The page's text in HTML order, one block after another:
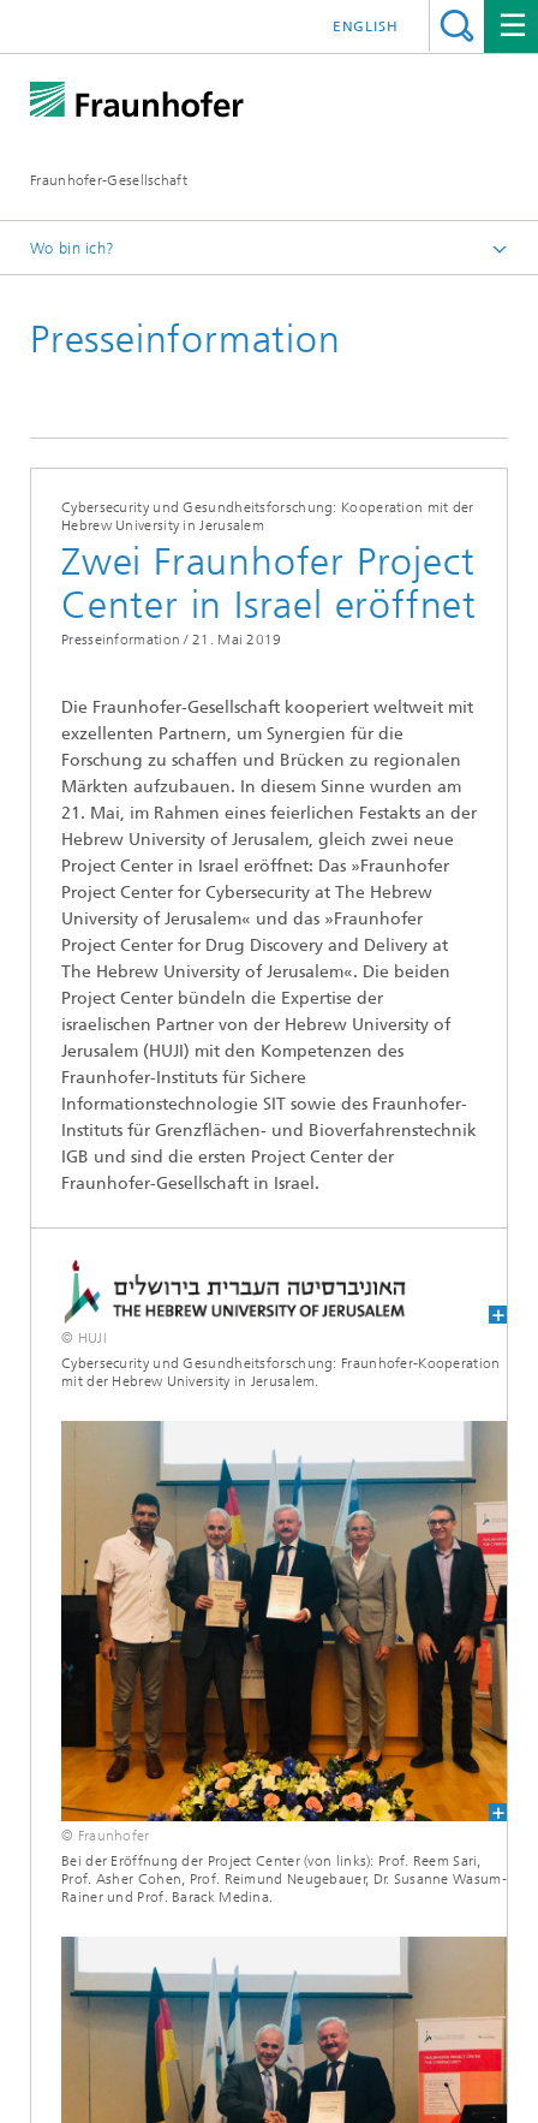
Fraunhofer-Gesellschaft
ENGLISH
Wo bin ich?
Presseinformationen
Presseinformation
Cybersecurity und Gesundheitsforschung: Kooperation mit der
Hebrew University in Jerusalem
Zwei Fraunhofer Project
Center in Israel eröffnet
Presseinformation / 21. Mai 2019
Die Fraunhofer-Gesellschaft kooperiert weltweit mit
exzellenten Partnern, um Synergien für die
Forschung zu schaffen und Brücken zu regionalen
Märkten aufzubauen. In diesem Sinne wurden am
21. Mai, im Rahmen eines feierlichen Festakts an der
Hebrew University of Jerusalem, gleich zwei neue
Project Center in Israel eröffnet: Das »Fraunhofer
Project Center for Cybersecurity at The Hebrew
University of Jerusalem« und das »Fraunhofer
Project Center for Drug Discovery and Delivery at
The Hebrew University of Jerusalem«. Die beiden
Project Center bündeln die Expertise der
israelischen Partner von der Hebrew University of
Jerusalem (HUJI) mit den Kompetenzen des
Fraunhofer-Instituts für Sichere
Informationstechnologie SIT sowie des Fraunhofer-
Instituts für Grenzflächen- und Bioverfahrenstechnik
IGB und sind die ersten Project Center der
Fraunhofer-Gesellschaft in Israel.
© HUJI
Cybersecurity und Gesundheitsforschung: Fraunhofer-Kooperation
mit der Hebrew University in Jerusalem.
© Fraunhofer
Bei der Eröffnung der Project Center (von links): Prof. Reem Sari,
Prof. Asher Cohen, Prof. Reimund Neugebauer, Dr. Susanne Wasum-
Rainer und Prof. Barack Medina.